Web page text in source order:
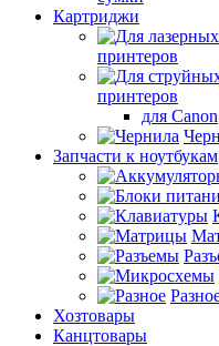
Картриджи
принтеров
принтеров
для Canon
Запчасти к ноутбукам
Хозтовары
Канцтовары